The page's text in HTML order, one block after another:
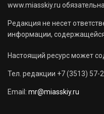
www.miasskiy.ru
Редакция не несет
информации,
Настоящий ресурс может
Тел. редакции +7 (3513) 57-
Email: mr@miasskiy.ru